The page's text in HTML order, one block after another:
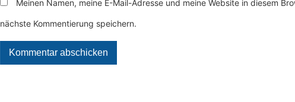
Meinen Namen, meine E-Mail-Adresse und meine Website in diesem
nächste Kommentierung speichern.